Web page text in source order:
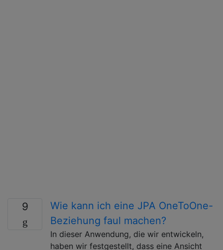
9
Wie kann ich eine JPA OneToOne-
Beziehung faul machen?
In dieser Anwendung, die wir entwickeln,
haben wir festgestellt, dass eine Ansicht